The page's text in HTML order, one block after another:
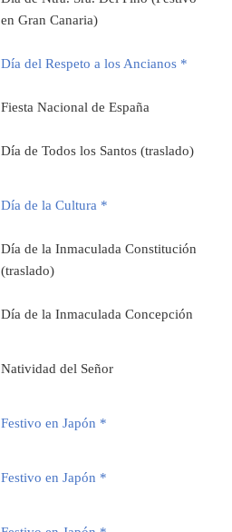
en Gran Canaria)
Día del Respeto a los Ancianos *
Fiesta Nacional de España
Día de Todos los Santos (traslado)
Día de la Cultura *
Día de la Inmaculada Constitución
(traslado)
Día de la Inmaculada Concepción
Natividad del Señor
Festivo en Japón *
Festivo en Japón *